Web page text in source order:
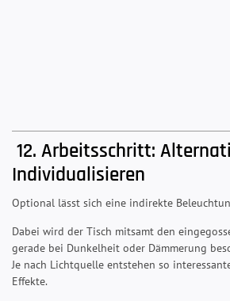
12. Arbeitsschritt:
Individualisieren
Optional lässt sich eine indirekte
Dabei wird der Tisch mitsamt den
gerade bei Dunkelheit oder Dämmerung
Je nach Lichtquelle entstehen so
Effekte.